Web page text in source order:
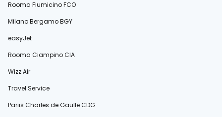
Rooma Fiumicino FCO
Milano Bergamo BGY
easyJet
Rooma Ciampino CIA
Wizz Air
Travel Service
Pariis Charles de Gaulle CDG